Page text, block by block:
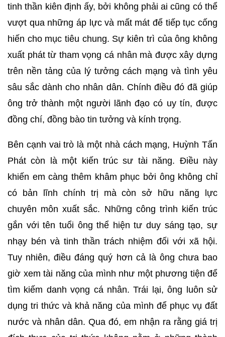
tinh thần kiên định ấy, bởi không phải ai cũng có thể
vượt qua những áp lực và mất mát để tiếp tục cống
hiến cho mục tiêu chung. Sự kiên trì của ông không
xuất phát từ tham vọng cá nhân mà được xây dựng
trên nền tảng của lý tưởng cách mạng và tình yêu
sâu sắc dành cho nhân dân. Chính điều đó đã giúp
ông trở thành một người lãnh đạo có uy tín, được
đồng chí, đồng bào tin tưởng và kính trọng.
Bên cạnh vai trò là một nhà cách mạng, Huỳnh Tấn
Phát còn là một kiến trúc sư tài năng. Điều này
khiến em càng thêm khâm phục bởi ông không chỉ
có bản lĩnh chính trị mà còn sở hữu năng lực
chuyên môn xuất sắc. Những công trình kiến trúc
gắn với tên tuổi ông thể hiện tư duy sáng tạo, sự
nhạy bén và tinh thần trách nhiệm đối với xã hội.
Tuy nhiên, điều đáng quý hơn cả là ông chưa bao
giờ xem tài năng của mình như một phương tiện để
tìm kiếm danh vọng cá nhân. Trái lại, ông luôn sử
dụng tri thức và khả năng của mình để phục vụ đất
nước và nhân dân. Qua đó, em nhận ra rằng giá trị